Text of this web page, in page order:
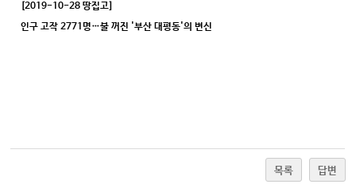
[2019-10-28 땅집고]
인구 고작 2771명…불 꺼진 '부산 대평동'의 변신
목록 답변